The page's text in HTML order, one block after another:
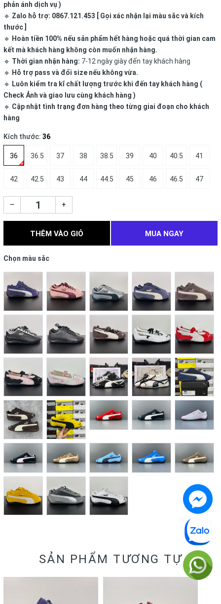
phản ánh dịch vụ )
🔹 Zalo hỗ trợ: 0867.121.453 [ Gọi xác nhận lại màu sắc và kích
thước ]
🔹 Hoàn tiền 100% nếu sản phẩm hết hàng hoặc quá thời gian cam
kết mà khách hàng không còn muốn nhận hàng.
🔹 Thời gian nhận hàng: 7-12 ngày giày đến tay khách hàng
🔹 Hỗ trợ pass và đổi size nếu không vừa.
🔹 Luôn kiểm tra kĩ chất lượng trước khi đến tay khách hàng (
Check Ảnh và giao lưu cùng khách hàng )
🔹 Cập nhật tình trạng đơn hàng theo từng giai đoạn cho khách
hàng
Kích thước: 36
36 36.5 37 38 38.5 39 40 40.5 41
42 42.5 43 44 44.5 45 46 46.5 47
– +
THÊM VÀO GIỎ MUA NGAY
Chọn màu sắc
SẢN PHẨM TƯƠNG TỰ